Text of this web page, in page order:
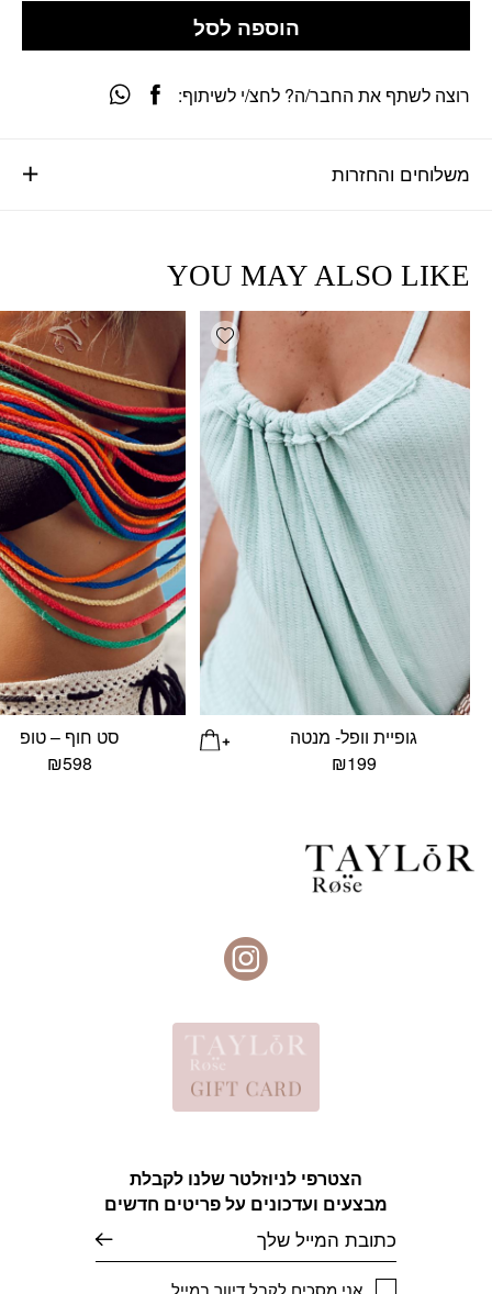
הוספה לסל
משלוחים והחזרות
רוצה לשתף את החבר/ה? לחצ/י לשיתוף:
YOU MAY ALSO LIKE
Add wishlist
גופיית וופל- מנטה
₪199
סט חוף – טופ
₪598
הצטרפי לניוזלטר שלנו לקבלת
מבצעים ועדכונים על פריטים חדשים
אני מסכים לקבל דיוור במייל